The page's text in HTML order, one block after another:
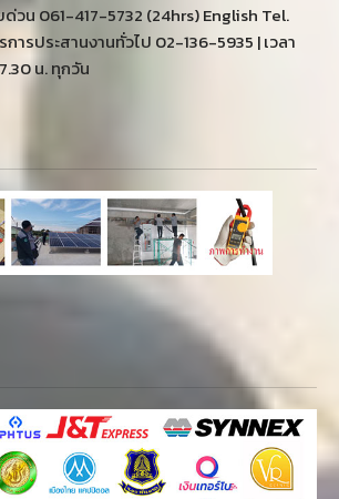
วน 061-417-5732 (24hrs) English Tel.
ารประสานงานทั่วไป 02-136-5935 | เวลา
น. ทุกวัน